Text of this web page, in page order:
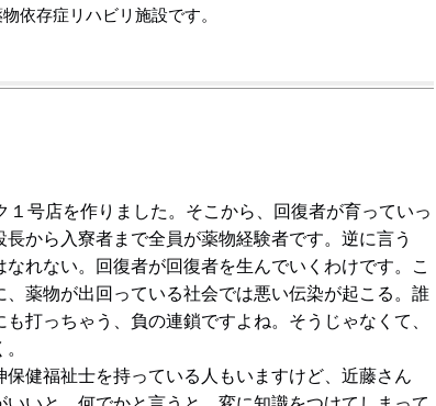
依存症リハビリ施設です。
号店を作りました。そこから、回復者が育っていっ
から入寮者まで全員が薬物経験者です。逆に言う
れない。回復者が回復者を生んでいくわけです。こ
薬物が出回っている社会では悪い伝染が起こる。誰
打っちゃう、負の連鎖ですよね。そうじゃなくて、
健福祉士を持っている人もいますけど、近藤さん